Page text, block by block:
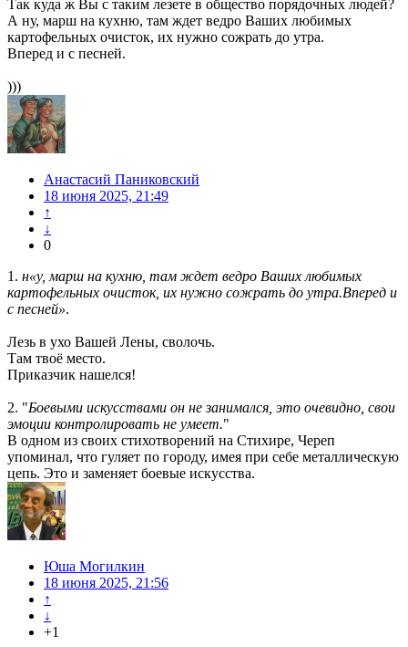
Так куда ж Вы с таким лезете в общество порядочных людей?
А ну, марш на кухню, там ждет ведро Ваших любимых
картофельных очисток, их нужно сожрать до утра.
Вперед и с песней.
)))
Анастасий Паниковский
18 июня 2025, 21:49
↑
↓
0
1. н«у, марш на кухню, там ждет ведро Ваших любимых
картофельных очисток, их нужно сожрать до утра.Вперед и
с песней».
Лезь в ухо Вашей Лены, сволочь.
Там твоё место.
Приказчик нашелся!
2. "Боевыми искусствами он не занимался, это очевидно, свои
эмоции контролировать не умеет."
В одном из своих стихотворений на Стихире, Череп
упоминал, что гуляет по городу, имея при себе металлическую
цепь. Это и заменяет боевые искусства.
Юша Могилкин
18 июня 2025, 21:56
↑
↓
+1